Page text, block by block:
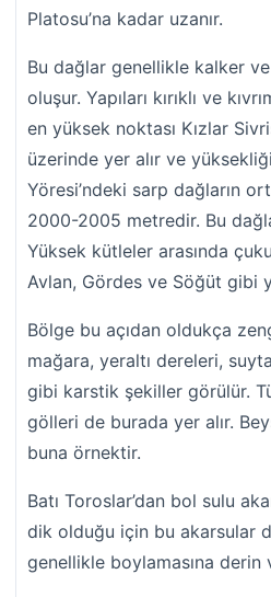
Platosu’na kadar uzanır.
Bu dağlar genellikle kalker
oluşur. Yapıları kırıklı ve
en yüksek noktası Kızlar
üzerinde yer alır ve
Yöresi’ndeki sarp dağların
2000-2005 metredir. Bu
Yüksek kütleler arasında
Avlan, Gördes ve Söğüt gibi
Bölge bu açıdan oldukça
mağara, yeraltı dereleri,
gibi karstik şekiller görülür.
gölleri de burada yer alır.
buna örnektir.
Batı Toroslar’dan bol sulu
dik olduğu için bu akarsular
genellikle boylamasına derin